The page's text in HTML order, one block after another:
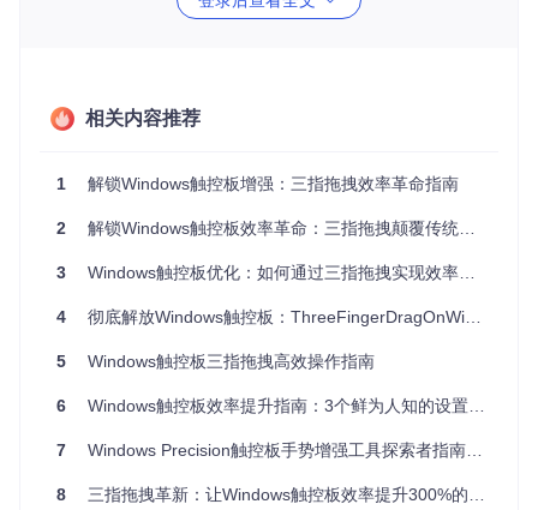
在开始配置三指拖拽功能前，首先需要确认你的触控板是否支
板驱动程序或确认设备是否为Precision触控板。大多数2018
年后生产的笔记本电脑都配备了Precision触控板，但部分品牌
⚠️ 注意：非Precision触控板设备可能无法完全支持三指拖拽
功能，建议先通过官方渠道更新最新触控板驱动。
解决方案：三步实现流畅三指拖拽体验
告别系统手势冲突的3个关键步骤
Windows系统默认的三指手势可能与ThreeFingerDragOnWin
打开系统设置，导航至"蓝牙和其他设备" > "触控板"，找到"三
为"无操作"。这一步是确保第三方手势应用正常工作的基础，
相关内容推荐
1 解锁Windows触控板增强：三指拖拽效率革命指南
2 解锁Windows触控板效率革命：三指拖拽颠覆传统操作体验
3 Windows触控板优化：如何通过三指拖拽实现效率倍增？
4 彻底解放Windows触控板：ThreeFingerDragOnWindows全攻略——打造macOS级无缝拖拽体验
5 Windows触控板三指拖拽高效操作指南
6 Windows触控板效率提升指南：3个鲜为人知的设置让操作效率翻倍
7 Windows Precision触控板手势增强工具探索者指南：解锁三指拖拽新体验
8 三指拖拽革新：让Windows触控板效率提升300%的开源工具